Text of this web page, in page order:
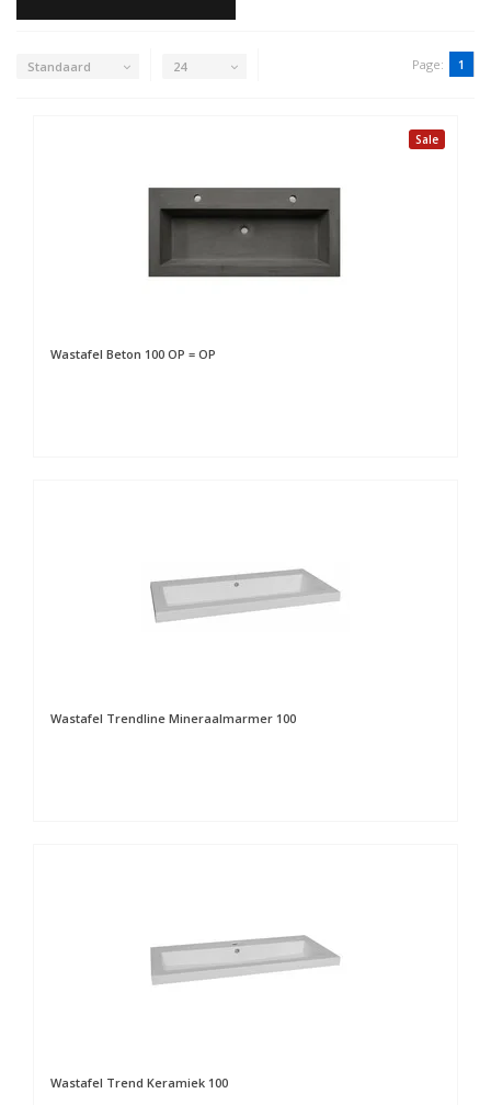
Standaard 24 Page: 1
Sale
Wastafel Beton 100 OP = OP
Wastafel Trendline Mineraalmarmer 100
Wastafel Trend Keramiek 100